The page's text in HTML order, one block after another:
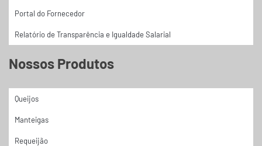
Portal do Fornecedor
Relatório de Transparência e Igualdade Salarial
Nossos Produtos
Queijos
Manteigas
Requeijão